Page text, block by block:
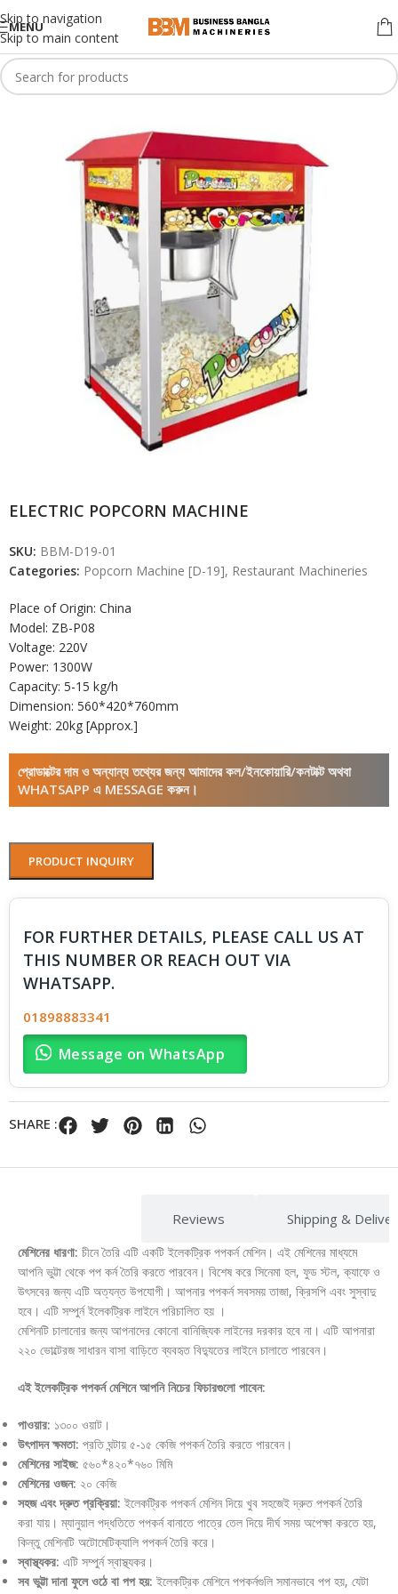
Skip to navigation
Skip to main content
MENU
ELECTRIC POPCORN MACHINE
SKU: BBM-D19-01
Categories: Popcorn Machine [D-19], Restaurant Machineries
Place of Origin: China
Model: ZB-P08
Voltage: 220V
Power: 1300W
Capacity: 5-15 kg/h
Dimension: 560*420*760mm
Weight: 20kg [Approx.]
প্রোডাক্টের দাম ও অন্যান্য তথ্যের জন্য আমাদের কল/ইনকোয়ারি/কনটাক্ট অথবা
WHATSAPP এ MESSAGE করুন।
PRODUCT INQUIRY
FOR FURTHER DETAILS, PLEASE CALL US AT
THIS NUMBER OR REACH OUT VIA
WHATSAPP.
01898883341
Message on WhatsApp
SHARE :
Reviews Shipping &
মেশিনের ধারণা: চীনে তৈরি এটি একটি ইলেকট্রিক পপকর্ন মেশিন। এই মেশিনের মাধ্যমে
আপনি ভুট্টা থেকে পপ কর্ন তৈরি করতে পারবেন। বিশেষ করে সিনেমা হল, ফুড স্টল, ক্যাফে ও
উৎসবের জন্য এটি অত্যন্ত উপযোগী। আপনার পপকর্ন সবসময় তাজা, ক্রিসপি এবং সুস্বাদু
হবে। এটি সম্পুর্ন ইলেকট্রিক লাইনে পরিচালিত হয় ।
মেশিনটি চালানোর জন্য আপনাদের কোনো বানিজ্যিক লাইনের দরকার হবে না। এটি আপনারা
২২০ ভোল্টেরজ সাধারন বাসা বাড়িতে ব্যবহৃত বিদ্যুতের লাইনে চালাতে পারবেন।
এই ইলেকট্রিক পপকর্ন মেশিনে আপনি নিচের ফিচারগুলো পাবেন:
পাওয়ার: ১৩০০ ওয়াট।
উৎপাদন ক্ষমতা: প্রতি ঘন্টায় ৫-১৫ কেজি পপকর্ন তৈরি করতে পারবেন।
মেশিনের সাইজ: ৫৬০*৪২০*৭৬০ মিমি
মেশিনের ওজন: ২০ কেজি
সহজ এবং দ্রুত প্রক্রিয়া: ইলেকট্রিক পপকর্ন মেশিন দিয়ে খুব সহজেই দ্রুত পপকর্ন তৈরি
করা যায়। ম্যানুয়াল পদ্ধতিতে পপকর্ন বানাতে পাত্রে তেল দিয়ে দীর্ঘ সময় অপেক্ষা করতে হয়,
কিন্তু মেশিনটি অটোমেটিক্যালি পপকর্ন তৈরি করে।
স্বাস্থ্যকর: এটি সম্পুর্ন স্বাস্থ্যকর।
সব ভুট্টা দানা ফুলে ওঠে বা পপ হয়: ইলেকট্রিক মেশিনে পপকর্নগুলি সমানভাবে পপ হয়, যেটা